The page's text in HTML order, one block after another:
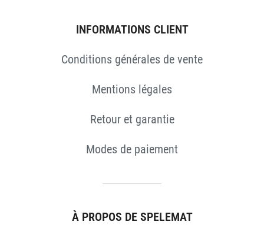
INFORMATIONS CLIENT
Conditions générales de vente
Mentions légales
Retour et garantie
Modes de paiement
À PROPOS DE SPELEMAT